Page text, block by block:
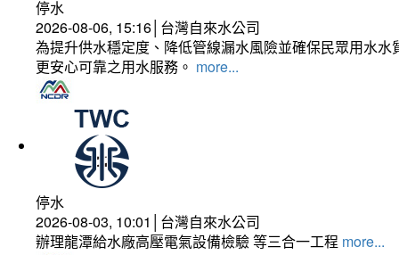
停水
2026-08-06, 15:16│台灣自來水公司
為提升供水穩定度、降低管線漏水風險並確保民眾用水
更安心可靠之用水服務。 more...
停水
2026-08-03, 10:01│台灣自來水公司
辦理龍潭給水廠高壓電氣設備檢驗 等三合一工程 more...